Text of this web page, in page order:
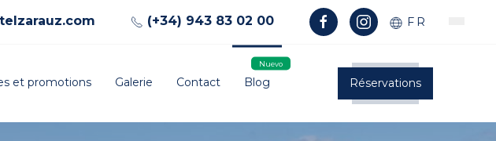
(+34) 943 83 02 00 FR
et promotions Galerie Contact Blog Réservations